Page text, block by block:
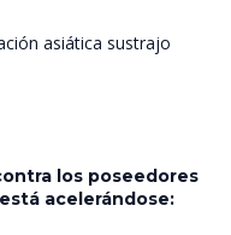
asiática sustrajo
los poseedores
acelerándose: